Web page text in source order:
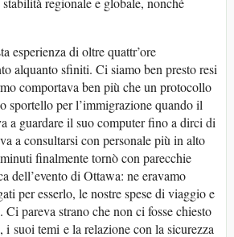
esperienza di oltre quattr’ore
alquanto sfiniti. Ci siamo ben presto resi
comportava ben più che un protocollo
sportello per l’immigrazione quando il
a guardare il suo computer fino a dirci di
a consultarsi con personale più in alto
finalmente tornò con parecchie
dell’evento di Ottawa: ne eravamo
per esserlo, le nostre spese di viaggio e
Ci pareva strano che non ci fosse chiesto
i suoi temi e la relazione con la sicurezza